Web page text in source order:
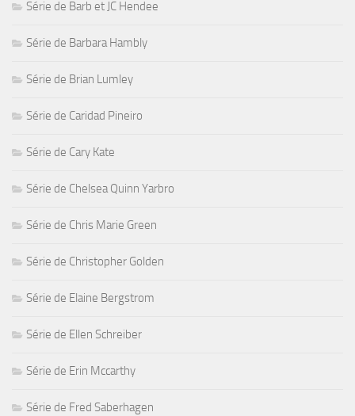
Série de Barb et JC Hendee
Série de Barbara Hambly
Série de Brian Lumley
Série de Caridad Pineiro
Série de Cary Kate
Série de Chelsea Quinn Yarbro
Série de Chris Marie Green
Série de Christopher Golden
Série de Elaine Bergstrom
Série de Ellen Schreiber
Série de Erin Mccarthy
Série de Fred Saberhagen